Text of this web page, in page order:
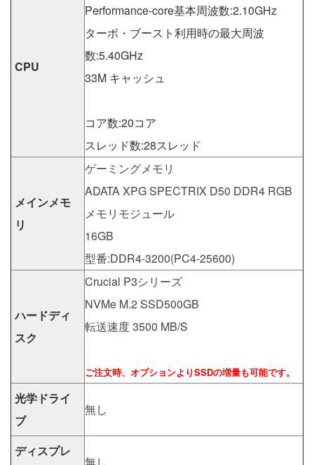
CPU
Performance-core基本周波数:2.10GHz
ターボ・ブースト利用時の最大周波
数:5.40GHz
33M キャッシュ
コア数:20コア
スレッド数:28スレッド
メインメモ
リ
ゲーミングメモリ
ADATA XPG SPECTRIX D50 DDR4 RGB
メモリモジュール
16GB
型番:DDR4-3200(PC4-25600)
ハードディ
スク
Crucial P3シリーズ
NVMe M.2 SSD500GB
転送速度 3500 MB/S
ご注文時、オプションよりSSDの増量も可能です。
光学ドライ
ブ
無し
ディスプレ
無し